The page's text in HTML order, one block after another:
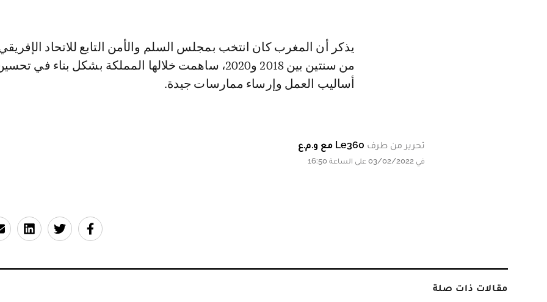
يذكر أن المغرب كان انتخب بمجلس السلم والأمن التابع للاتحاد الإفريقي
من سنتين بين 2018 و2020، ساهمت خلالها المملكة بشكل بناء في
أساليب العمل وإرساء ممارسات جيدة.
تحرير من طرف Le360 مع و.م.ع
في 03/02/2022 على الساعة 16:50
مقالات ذات صلة